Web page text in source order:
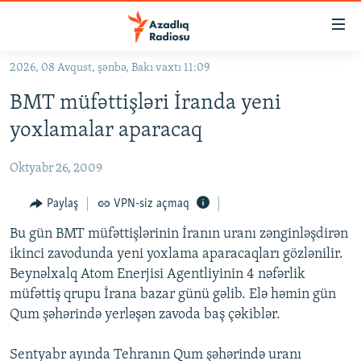
Əsas
qayıt
Əsas
naviqasiyaya
qayıt
KORRUPSIOMETR
#ƏSLINDƏ
FƏRQƏ BAX
QANUNI DOĞRU
ARAŞDIRMA
MULTIMEDIA
VIDEO
FOTOQALEREYA
RADIO ARXIV
OXU ZALI
HAQQIMIZDA
2026, 08 Avqust, şənbə, Bakı vaxtı 11:09
BMT müfəttişləri İranda yeni
yoxlamalar aparacaq
Oktyabr 26, 2009
Paylaş VPN-siz açmaq
Bu gün BMT müfəttişlərinin İranın uranı zənginləşdirən
ikinci zavodunda yeni yoxlama aparacaqları gözlənilir.
Beynəlxalq Atom Enerjisi Agentliyinin 4 nəfərlik
müfəttiş qrupu İrana bazar günü gəlib. Elə həmin gün
Qum şəhərində yerləşən zavoda baş çəkiblər.
Sentyabr ayında Tehranın Qum şəhərində uranı